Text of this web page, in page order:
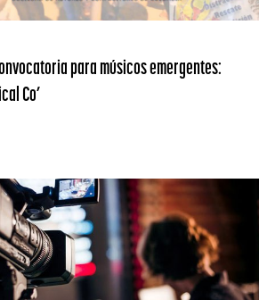
para músicos emergentes:
Co’